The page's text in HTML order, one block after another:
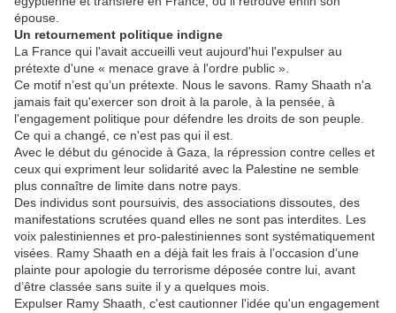
épouse.
Un retournement politique indigne
La France qui l'avait accueilli veut aujourd'hui l'expulser au
prétexte d'une « menace grave à l'ordre public ».
Ce motif n’est qu’un prétexte. Nous le savons. Ramy Shaath n'a
jamais fait qu'exercer son droit à la parole, à la pensée, à
l'engagement politique pour défendre les droits de son peuple.
Ce qui a changé, ce n'est pas qui il est.
Avec le début du génocide à Gaza, la répression contre celles et
ceux qui expriment leur solidarité avec la Palestine ne semble
plus connaître de limite dans notre pays.
Des individus sont poursuivis, des associations dissoutes, des
manifestations scrutées quand elles ne sont pas interdites. Les
voix palestiniennes et pro-palestiniennes sont systématiquement
visées. Ramy Shaath en a déjà fait les frais à l’occasion d’une
plainte pour apologie du terrorisme déposée contre lui, avant
d’être classée sans suite il y a quelques mois.
Expulser Ramy Shaath, c'est cautionner l'idée qu'un engagement